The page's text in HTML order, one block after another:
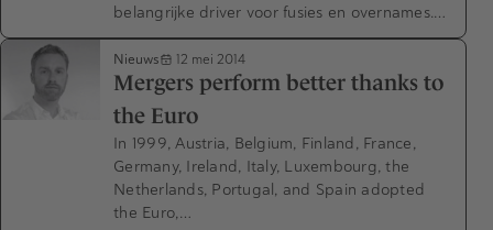
belangrijke driver voor fusies en overnames.…
Nieuws 12 mei 2014
Mergers perform better thanks to
the Euro
In 1999, Austria, Belgium, Finland, France,
Germany, Ireland, Italy, Luxembourg, the
Netherlands, Portugal, and Spain adopted
the Euro,…